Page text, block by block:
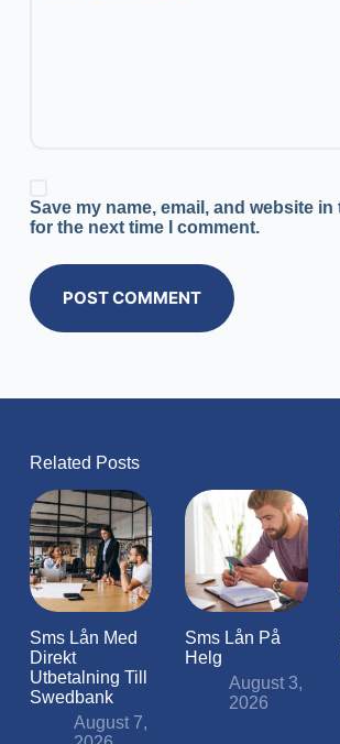
Save my name, email, and website
for the next time I comment.
POST COMMENT
Related Posts
Sms Lån Med
Direkt
Utbetalning Till
Swedbank
August 7,
Sms Lån På
Helg
August 3,
2026